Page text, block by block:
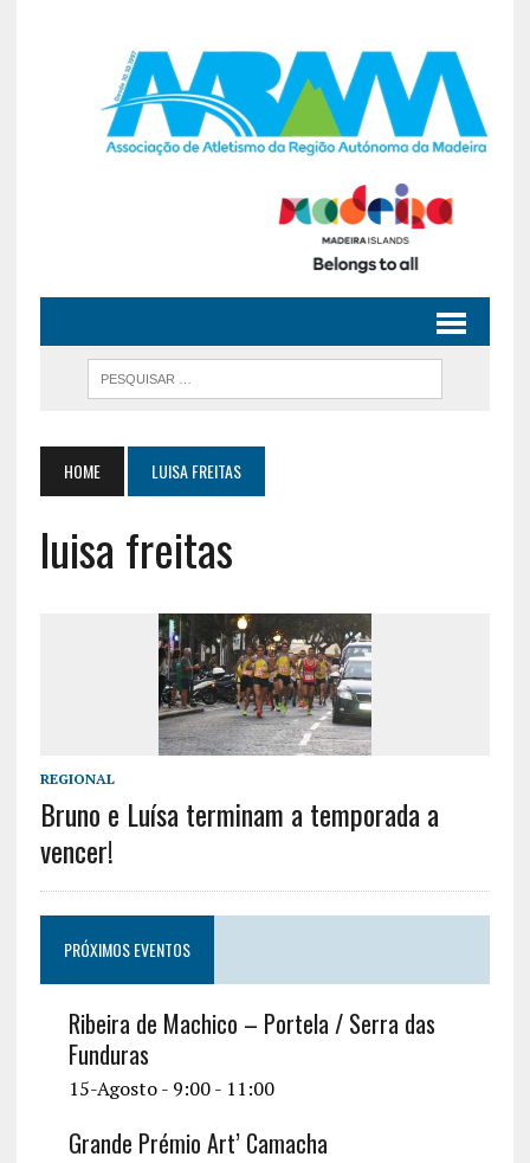
HOME LUISA FREITAS
luisa freitas
REGIONAL
Bruno e Luísa terminam a temporada a
vencer!
PRÓXIMOS EVENTOS
Ribeira de Machico – Portela / Serra das
Funduras
15-Agosto - 9:00- 11:00
Grande Prémio Art’ Camacha